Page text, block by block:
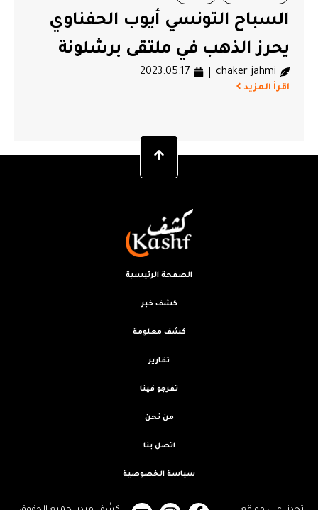
السباح التونسي أيوب الحفناوي
يحرز الذهب في ملتقى برشلونة
chaker jahmi
2023.05.17
اقرأ المزيد
الصفحة الرئيسية
كشف خبر
كشف معلومة
تقارير
تفرجو فينا
من نحن
اتصل بنا
سياسة الخصوصية